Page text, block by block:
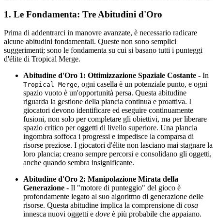
1. Le Fondamenta: Tre Abitudini d'Oro
Prima di addentrarci in manovre avanzate, è necessario radicare
alcune abitudini fondamentali. Queste non sono semplici
suggerimenti; sono le fondamenta su cui si basano tutti i punteggi
d'élite di Tropical Merge.
Abitudine d'Oro 1: Ottimizzazione Spaziale Costante - In
Tropical Merge, ogni casella è un potenziale punto, e ogni
spazio vuoto è un'opportunità persa. Questa abitudine
riguarda la gestione della plancia continua e proattiva. I
giocatori devono identificare ed eseguire continuamente
fusioni, non solo per completare gli obiettivi, ma per liberare
spazio critico per oggetti di livello superiore. Una plancia
ingombra soffoca i progressi e impedisce la comparsa di
risorse preziose. I giocatori d'élite non lasciano mai stagnare la
loro plancia; creano sempre percorsi e consolidano gli oggetti,
anche quando sembra insignificante.
Abitudine d'Oro 2: Manipolazione Mirata della
Generazione - Il "motore di punteggio" del gioco è
profondamente legato al suo algoritmo di generazione delle
risorse. Questa abitudine implica la comprensione di cosa
innesca nuovi oggetti e dove è più probabile che appaiano.